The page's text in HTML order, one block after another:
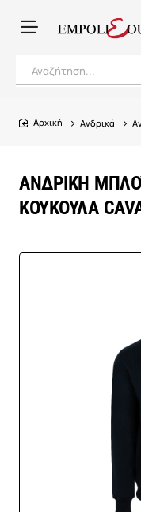
Αναζήτηση...
ΑΝΔΡΙΚΗ
ΚΟΥΚΟΥΛΑ
home
Ανδρικά